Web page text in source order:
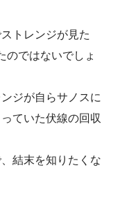
トレンジが見た
のではないでしょ
ジが自らサノスに
ていた伏線の回収
結末を知りたくな